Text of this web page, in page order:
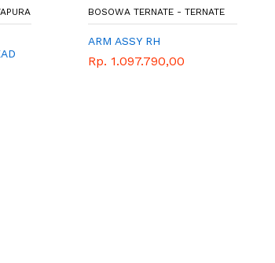
BOSOWA TERNATE - TERNATE
ARM ASSY RH
Rp. 1.097.790,00